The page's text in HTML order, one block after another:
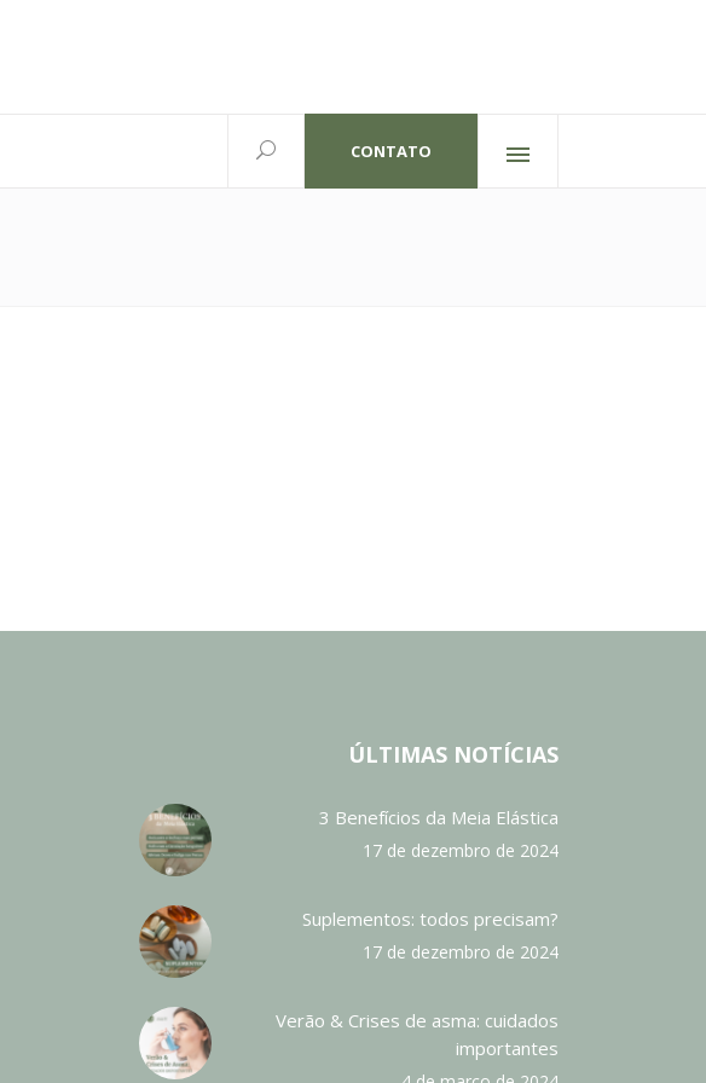
Rua Doutor Alexandre Gutierrez,826
Redes sociais
CONTATO
ÚLTIMAS NOTÍCIAS
3 Benefícios da Meia Elástica
17 de dezembro de 2024
Suplementos: todos precisam?
17 de dezembro de 2024
Verão & Crises de asma: cuidados
importantes